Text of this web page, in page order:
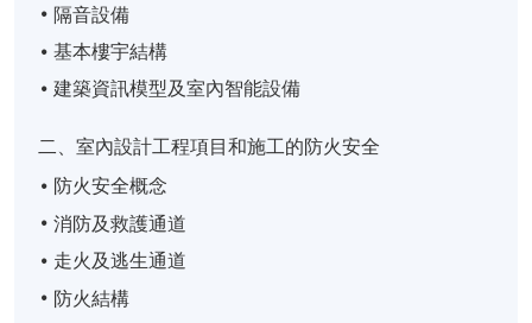
隔音設備
基本樓宇結構
建築資訊模型及室內智能設備
二、室內設計工程項目和施工的防火安全
防火安全概念
消防及救護通道
走火及逃生通道
防火結構